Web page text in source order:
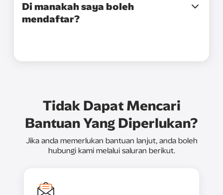
Di manakah saya boleh
mendaftar?
Tidak Dapat Mencari
Bantuan Yang Diperlukan?
Jika anda memerlukan bantuan lanjut, anda boleh
hubungi kami melalui saluran berikut.